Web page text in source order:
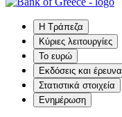
Η Τράπεζα
Κύριες λειτουργίες
Το ευρώ
Εκδόσεις και έρευνα
Στατιστικά στοιχεία
Ενημέρωση